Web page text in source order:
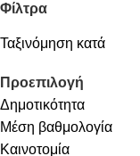
Φίλτρα
Ταξινόμηση κατά
Προεπιλογή
Δημοτικότητα
Μέση βαθμολογία
Καινοτομία